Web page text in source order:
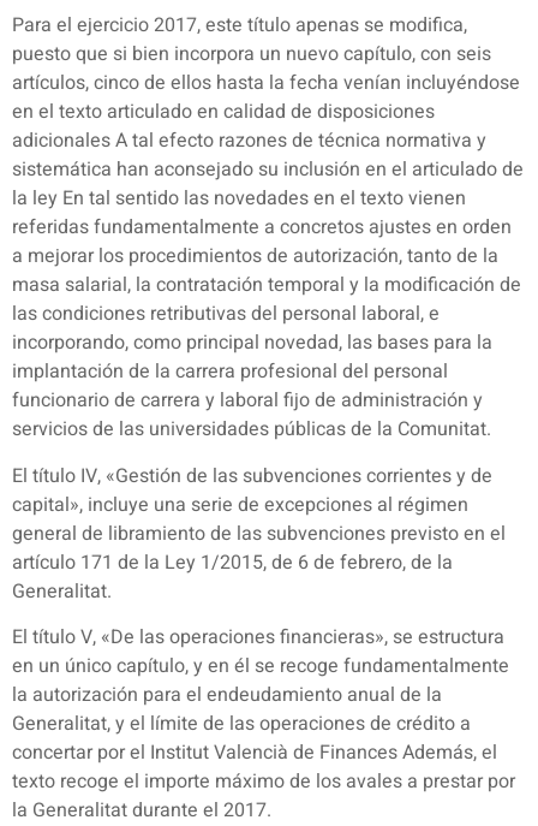
Para el ejercicio 2017, este título apenas se modifica,
puesto que si bien incorpora un nuevo capítulo, con seis
artículos, cinco de ellos hasta la fecha venían incluyéndose
en el texto articulado en calidad de disposiciones
adicionales A tal efecto razones de técnica normativa y
sistemática han aconsejado su inclusión en el articulado de
la ley En tal sentido las novedades en el texto vienen
referidas fundamentalmente a concretos ajustes en orden
a mejorar los procedimientos de autorización, tanto de la
masa salarial, la contratación temporal y la modificación de
las condiciones retributivas del personal laboral, e
incorporando, como principal novedad, las bases para la
implantación de la carrera profesional del personal
funcionario de carrera y laboral fijo de administración y
servicios de las universidades públicas de la Comunitat.
El título IV, «Gestión de las subvenciones corrientes y de
capital», incluye una serie de excepciones al régimen
general de libramiento de las subvenciones previsto en el
artículo 171 de la Ley 1/2015, de 6 de febrero, de la
Generalitat.
El título V, «De las operaciones financieras», se estructura
en un único capítulo, y en él se recoge fundamentalmente
la autorización para el endeudamiento anual de la
Generalitat, y el límite de las operaciones de crédito a
concertar por el Institut Valencià de Finances Además, el
texto recoge el importe máximo de los avales a prestar por
la Generalitat durante el 2017.